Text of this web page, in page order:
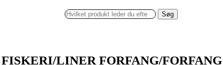
Søg
FISKERI/LINER FORFANG/FORFANG